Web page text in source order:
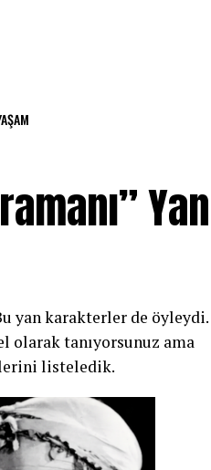
Yan
yan karakterler de öyleydi.
olarak tanıyorsunuz ama
listeledik.